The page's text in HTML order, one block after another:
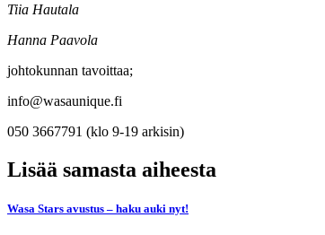
Tiia Hautala
Hanna Paavola
johtokunnan tavoittaa;
info@wasaunique.fi
050 3667791 (klo 9-19 arkisin)
Lisää samasta aiheesta
Wasa Stars avustus – haku auki nyt!